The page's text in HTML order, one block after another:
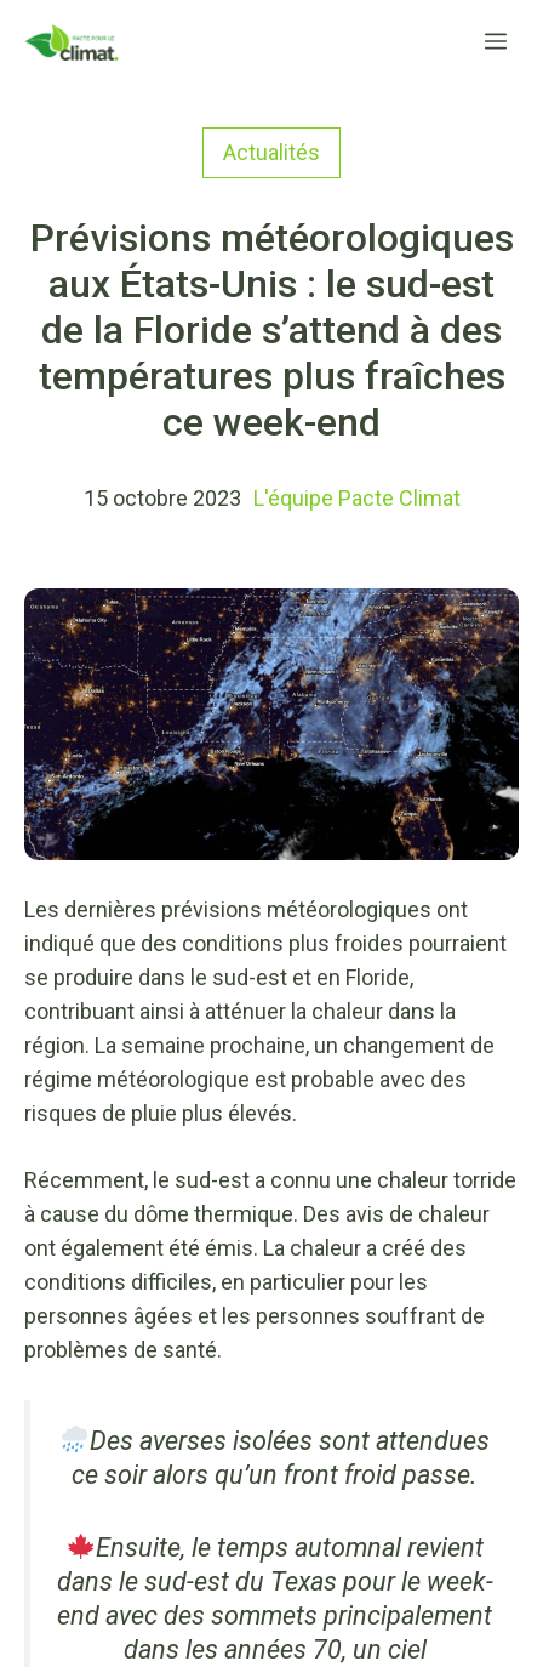
Actualités
Prévisions météorologiques
aux États-Unis : le sud-est
de la Floride s’attend à des
températures plus fraîches
ce week-end
15 octobre 2023 L'équipe Pacte Climat
Les dernières prévisions météorologiques ont
indiqué que des conditions plus froides pourraient
se produire dans le sud-est et en Floride,
contribuant ainsi à atténuer la chaleur dans la
région. La semaine prochaine, un changement de
régime météorologique est probable avec des
risques de pluie plus élevés.
Récemment, le sud-est a connu une chaleur torride
à cause du dôme thermique. Des avis de chaleur
ont également été émis. La chaleur a créé des
conditions difficiles, en particulier pour les
personnes âgées et les personnes souffrant de
problèmes de santé.
Des averses isolées sont attendues
ce soir alors qu’un front froid passe.
Ensuite, le temps automnal revient
dans le sud-est du Texas pour le week-
end avec des sommets principalement
dans les années 70, un ciel